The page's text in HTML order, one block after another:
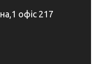
офіс 217